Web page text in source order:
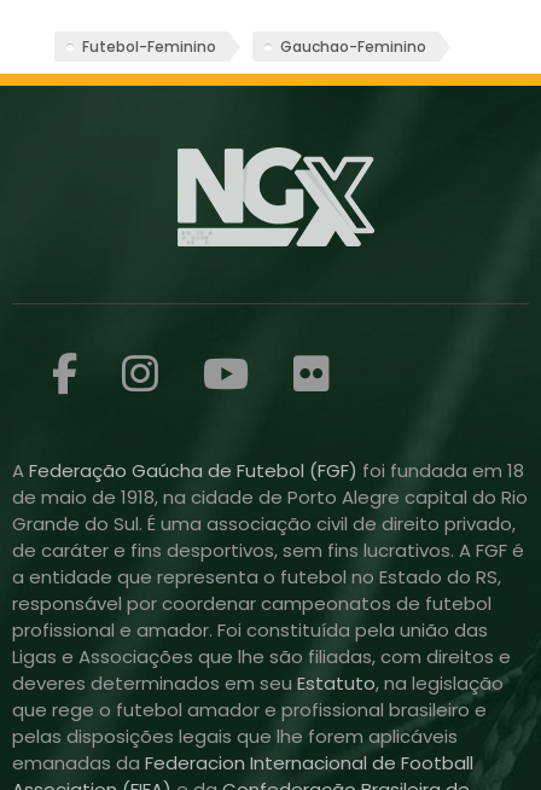
Futebol-Feminino Gauchao-Feminino
AFederação Gaúcha de Futebol (FGF) foi fundada em 18
de maio de 1918, na cidade de Porto Alegre capital do Rio
Grande do Sul. É uma associação civil de direito privado,
de caráter e fins desportivos, sem fins lucrativos. A FGF é
a entidade que representa o futebol no Estado do RS,
responsável por coordenar campeonatos de futebol
profissional e amador. Foi constituída pela união das
Ligas e Associações que lhe são filiadas, com direitos e
deveres determinados em seu Estatuto, na legislação
que rege o futebol amador e profissional brasileiro e
pelas disposições legais que lhe forem aplicáveis
emanadas da Federacion Internacional de Football